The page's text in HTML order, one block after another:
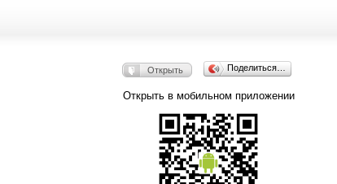
Открыть Поделиться…
Открыть в мобильном приложении